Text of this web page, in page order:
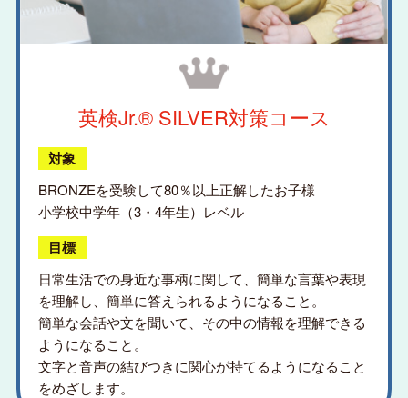
英検Jr.® SILVER対策コース
対象
BRONZEを受験して80％以上正解したお子様
小学校中学年（3・4年生）レベル
目標
日常生活での身近な事柄に関して、簡単な言葉や表現
を理解し、簡単に答えられるようになること。
簡単な会話や文を聞いて、その中の情報を理解できる
ようになること。
文字と音声の結びつきに関心が持てるようになること
をめざします。